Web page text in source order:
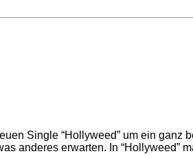
Single “Hollyweed” um ein ganz
anderes erwarten. In “Hollyweed”